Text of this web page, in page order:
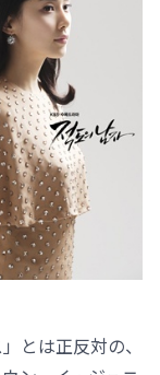
とは正反対の、